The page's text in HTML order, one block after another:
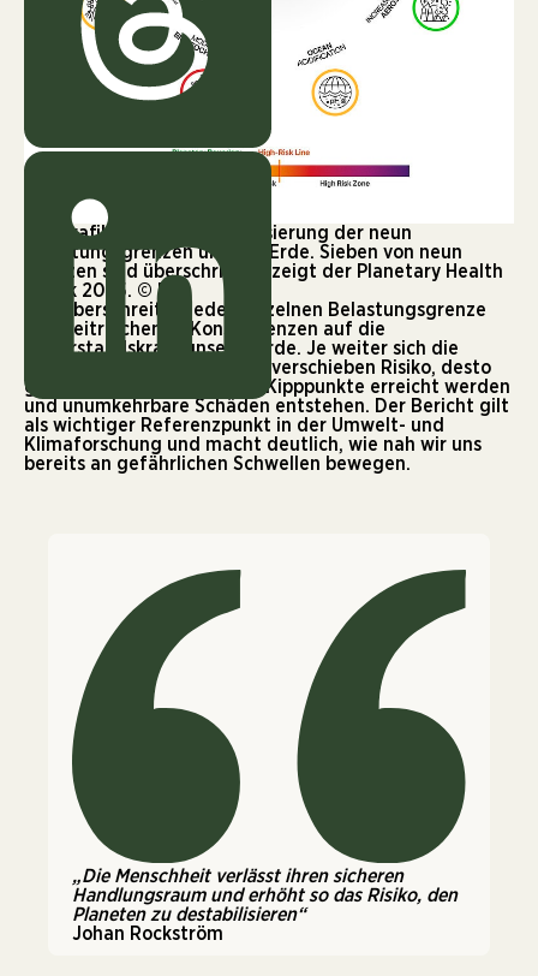
Die Grafik zeigt eine Visualisierung der neun
Belastungsgrenzen unserer Erde. Sieben von neun
Grenzen sind überschritten, zeigt der Planetary Health
Check 2025. © PIK
Das Überschreiten jeder einzelnen Belastungsgrenze
hat weitreichende Konsequenzen auf die
Widerstandskraft unserer Erde. Je weiter sich die
Werte in die Hochrisikozone verschieben Risiko, desto
größer ist die Chance, dass Kipppunkte erreicht werden
und unumkehrbare Schäden entstehen. Der Bericht gilt
als wichtiger Referenzpunkt in der Umwelt- und
Klimaforschung und macht deutlich, wie nah wir uns
bereits an gefährlichen Schwellen bewegen.
„Die Menschheit verlässt ihren sicheren
Handlungsraum und erhöht so das Risiko, den
Planeten zu destabilisieren“
Johan Rockström